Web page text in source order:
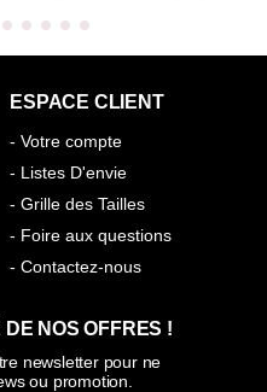
ESPACE CLIENT
- Votre compte
- Listes D'envie
- Grille des Tailles
- Foire aux questions
- Contactez-nous
NOS OFFRES !
newsletter pour ne
ou promotion.